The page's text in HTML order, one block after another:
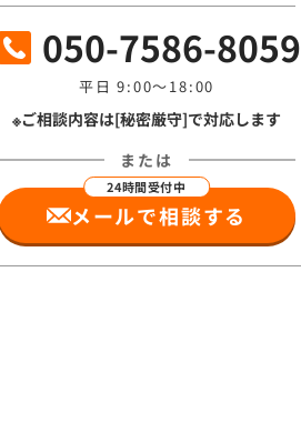
050-7586-8059
平日 9:00～18:00
※ご相談内容は[秘密厳守]で対応します
または
メールで相談する